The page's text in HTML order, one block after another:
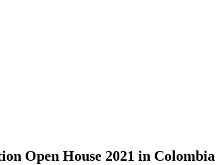
Open House 2021 in Colombia